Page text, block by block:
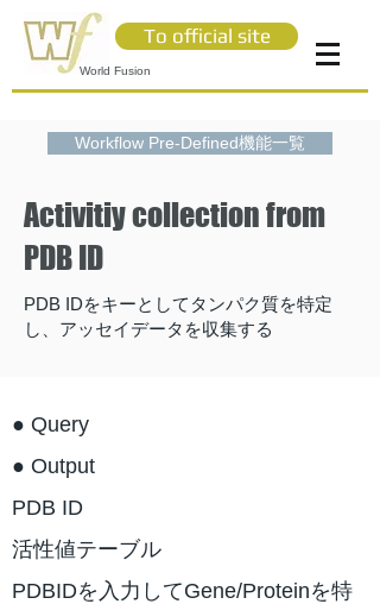
World Fusion
To official site
Workflow Pre-Defined機能一覧
Activitiy collection from
PDB ID
PDB IDをキーとしてタンパク質を特定
し、アッセイデータを収集する
● Query
● Output
PDB ID
活性値テーブル
PDBIDを入力してGene/Proteinを特